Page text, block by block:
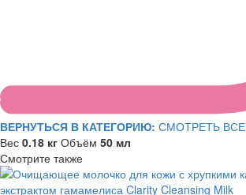
ВЕРНУТЬСЯ В КАТЕГОРИЮ: СМОТРЕТЬ ВСЕ
Вес 0.18 кг Объём 50 мл
Смотрите также